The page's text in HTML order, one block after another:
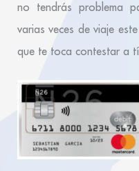
no tendrás problema
varias veces de viaje
que te toca contestar a